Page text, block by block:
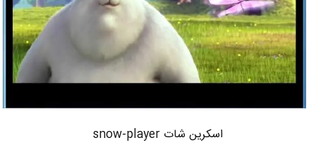
اسکرین شات snow-player